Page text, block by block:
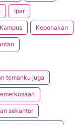
Ipar
Kampus Keponakan
temanku juga
sekantor